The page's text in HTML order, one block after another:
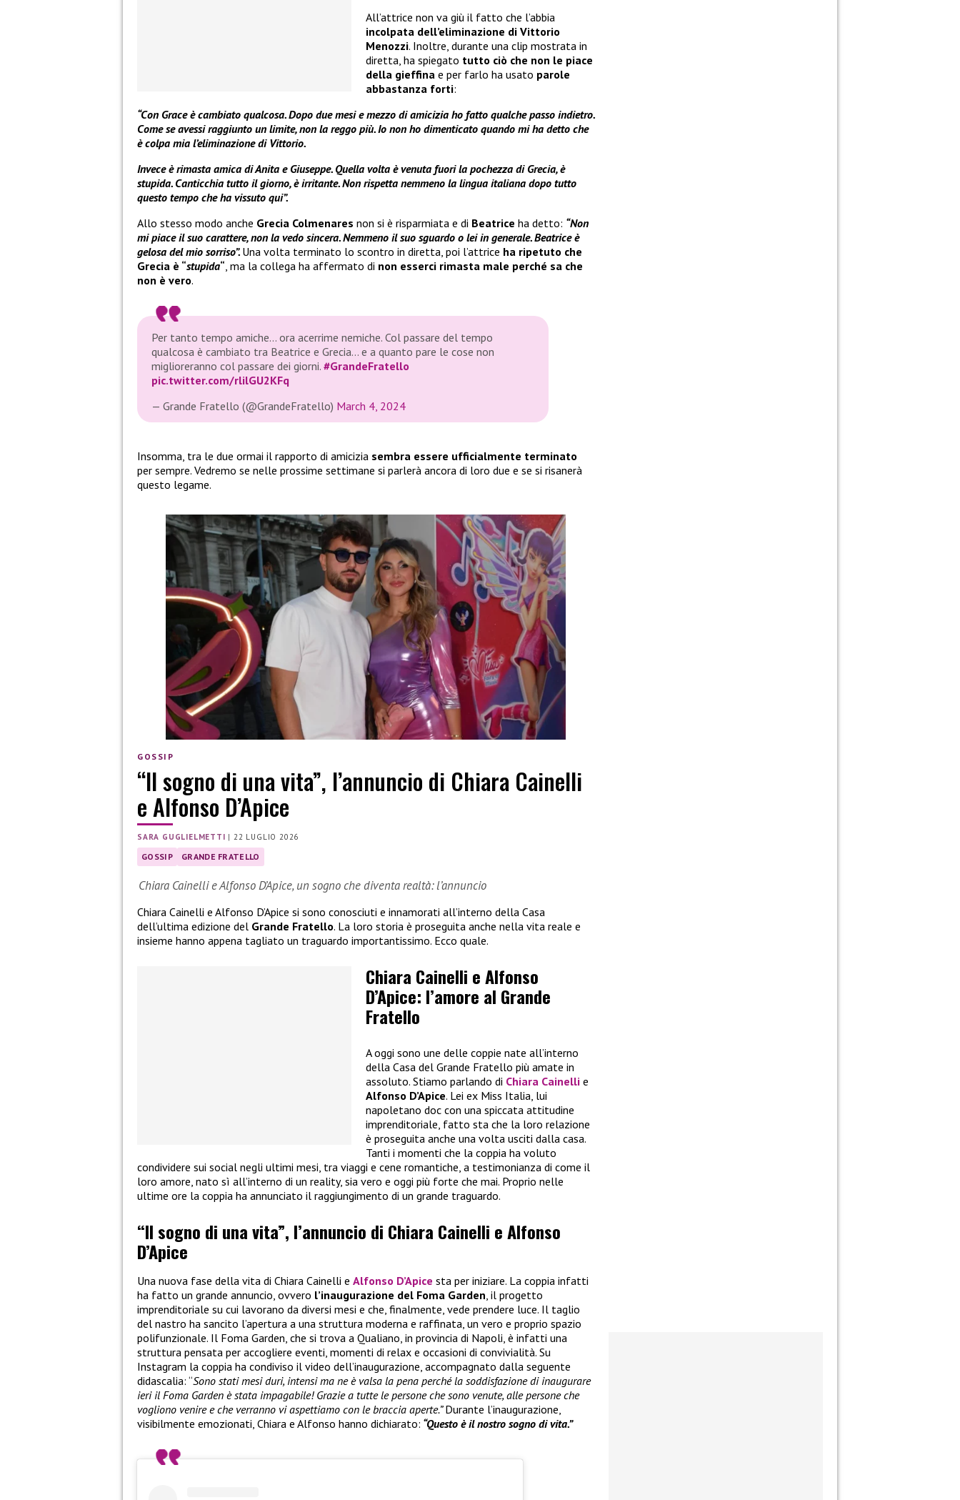
All’attrice non va giù il fatto che l’abbia
incolpata dell’eliminazione di Vittorio
Menozzi. Inoltre, durante una clip mostrata in
diretta, ha spiegato tutto ciò che non le piace
della gieffina e per farlo ha usato parole
abbastanza forti:
“Con Grace è cambiato qualcosa. Dopo due mesi e mezzo di amicizia ho fatto qualche passo indietro.
Come se avessi raggiunto un limite, non la reggo più. Io non ho dimenticato quando mi ha detto che
è colpa mia l’eliminazione di Vittorio.
Invece è rimasta amica di Anita e Giuseppe. Quella volta è venuta fuori la pochezza di Grecia, è
stupida. Canticchia tutto il giorno, è irritante. Non rispetta nemmeno la lingua italiana dopo tutto
questo tempo che ha vissuto qui”.
Allo stesso modo anche Grecia Colmenares non si è risparmiata e di Beatrice ha detto: “Non
mi piace il suo carattere, non la vedo sincera. Nemmeno il suo sguardo o lei in generale. Beatrice è
gelosa del mio sorriso”. Una volta terminato lo scontro in diretta, poi l’attrice ha ripetuto che
Grecia è “stupida“, ma la collega ha affermato di non esserci rimasta male perché sa che
non è vero.
Per tanto tempo amiche… ora acerrime nemiche. Col passare del tempo
qualcosa è cambiato tra Beatrice e Grecia… e a quanto pare le cose non
miglioreranno col passare dei giorni. #GrandeFratello
pic.twitter.com/rlilGU2KFq
— Grande Fratello (@GrandeFratello) March 4, 2024
Insomma, tra le due ormai il rapporto di amicizia sembra essere ufficialmente terminato
per sempre. Vedremo se nelle prossime settimane si parlerà ancora di loro due e se si risanerà
questo legame.
GOSSIP
“Il sogno di una vita”, l’annuncio di Chiara Cainelli
e Alfonso D’Apice
SARA GUGLIELMETTI |22 LUGLIO 2026
GOSSIP GRANDE FRATELLO
Chiara Cainelli e Alfonso D’Apice, un sogno che diventa realtà: l’annuncio
Chiara Cainelli e Alfonso D’Apice si sono conosciuti e innamorati all’interno della Casa
dell’ultima edizione del Grande Fratello. La loro storia è proseguita anche nella vita reale e
insieme hanno appena tagliato un traguardo importantissimo. Ecco quale.
Chiara Cainelli e Alfonso
D’Apice: l’amore al Grande
Fratello
A oggi sono une delle coppie nate all’interno
della Casa del Grande Fratello più amate in
assoluto. Stiamo parlando di Chiara Cainelli e
Alfonso D’Apice. Lei ex Miss Italia, lui
napoletano doc con una spiccata attitudine
imprenditoriale, fatto sta che la loro relazione
è proseguita anche una volta usciti dalla casa.
Tanti i momenti che la coppia ha voluto
condividere sui social negli ultimi mesi, tra viaggi e cene romantiche, a testimonianza di come il
loro amore, nato sì all’interno di un reality, sia vero e oggi più forte che mai. Proprio nelle
ultime ore la coppia ha annunciato il raggiungimento di un grande traguardo.
“Il sogno di una vita”, l’annuncio di Chiara Cainelli e Alfonso
D’Apice
Una nuova fase della vita di Chiara Cainelli e Alfonso D’Apice sta per iniziare. La coppia infatti
ha fatto un grande annuncio, ovvero l’inaugurazione del Foma Garden , il progetto
imprenditoriale su cui lavorano da diversi mesi e che, finalmente, vede prendere luce. Il taglio
del nastro ha sancito l’apertura a una struttura moderna e raffinata, un vero e proprio spazio
polifunzionale. Il Foma Garden, che si trova a Qualiano, in provincia di Napoli, è infatti una
struttura pensata per accogliere eventi, momenti di relax e occasioni di convivialità. Su
Instagram la coppia ha condiviso il video dell’inaugurazione, accompagnato dalla seguente
didascalia: “Sono stati mesi duri, intensi ma ne è valsa la pena perché la soddisfazione di inaugurare
ieri il Foma Garden è stata impagabile! Grazie a tutte le persone che sono venute, alle persone che
vogliono venire e che verranno vi aspettiamo con le braccia aperte.”Durante l’inaugurazione,
visibilmente emozionati, Chiara e Alfonso hanno dichiarato: “Questo è il nostro sogno di vita.”